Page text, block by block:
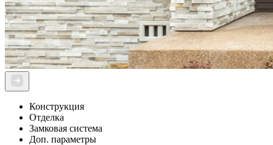
Конструкция
Отделка
Замковая система
Доп. параметры